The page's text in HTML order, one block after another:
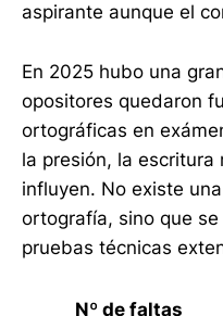
aspirante aunque el
En 2025 hubo una
opositores quedaron
ortográficas en
la presión, la escritura
influyen. No existe
ortografía, sino que
pruebas técnicas
Nº de faltas